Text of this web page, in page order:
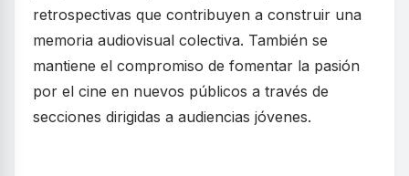
retrospectivas que contribuyen a construir una
memoria audiovisual colectiva. También se
mantiene el compromiso de fomentar la pasión
por el cine en nuevos públicos a través de
secciones dirigidas a audiencias jóvenes.